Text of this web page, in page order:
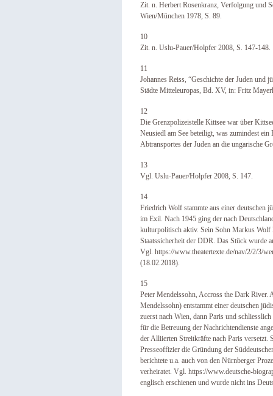
Zit. n. Herbert Rosenkranz, Verfolgung und
Wien/München 1978, S. 89.
10
Zit. n. Uslu-Pauer/Holpfer 2008, S. 147-148.
11
Johannes Reiss, “Geschichte der Juden und
Städte Mitteleuropas, Bd. XV, in: Fritz
12
Die Grenzpolizeistelle Kittsee war über
Neusiedl am See beteiligt, was zumindest
Abtransportes der Juden an die ungarische
13
Vgl. Uslu-Pauer/Holpfer 2008, S. 147.
14
Friedrich Wolf stammte aus einer deutschen
im Exil. Nach 1945 ging der nach
kulturpolitisch aktiv. Sein Sohn Markus Wolf
Staatssicherheit der DDR. Das Stück wurde
Vgl. https://www.theatertexte.de/nav/2/2/3/
(18.02.2018).
15
Peter Mendelssohn, Accross the Dark River.
Mendelssohn) entstammt einer deutschen
zuerst nach Wien, dann Paris und
für die Betreuung der Nachrichtendienste
der Alliierten Streitkräfte nach Paris versetzt.
Presseoffizier die Gründung der
berichtete u.a. auch von den Nürnberger
verheiratet. Vgl. https://www.deutsche-
englisch erschienen und wurde nicht ins